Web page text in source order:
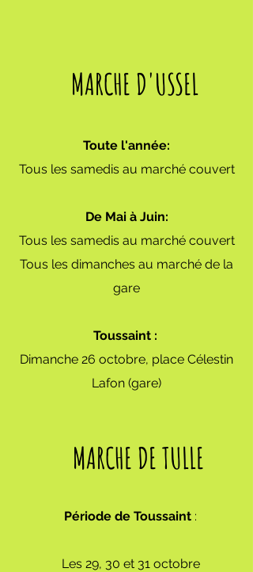
MARCHE D'USSEL
Toute l'année:
Tous les samedis au marché couvert
De Mai à Juin:
Tous les samedis au marché couvert
Tous les dimanches au marché de la
gare
Toussaint :
Dimanche 26 octobre, place Célestin
Lafon (gare)
Période de Toussaint :
Les 29, 30 et 31 octobre
MARCHE DE TULLE